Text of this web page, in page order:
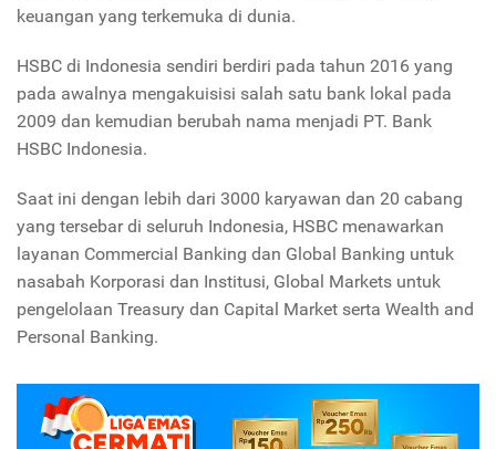
keuangan yang terkemuka di dunia.
HSBC di Indonesia sendiri berdiri pada tahun 2016 yang
pada awalnya mengakuisisi salah satu bank lokal pada
2009 dan kemudian berubah nama menjadi PT. Bank
HSBC Indonesia.
Saat ini dengan lebih dari 3000 karyawan dan 20 cabang
yang tersebar di seluruh Indonesia, HSBC menawarkan
layanan Commercial Banking dan Global Banking untuk
nasabah Korporasi dan Institusi, Global Markets untuk
pengelolaan Treasury dan Capital Market serta Wealth and
Personal Banking.